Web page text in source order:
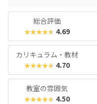
ん、「好きなことから将
もの成長を実感したい」
ルです！
総合評価
★★★★★ 4.69
カリキュラム・教材
★★★★★ 4.70
教室の雰囲気
★★★★★ 4.50